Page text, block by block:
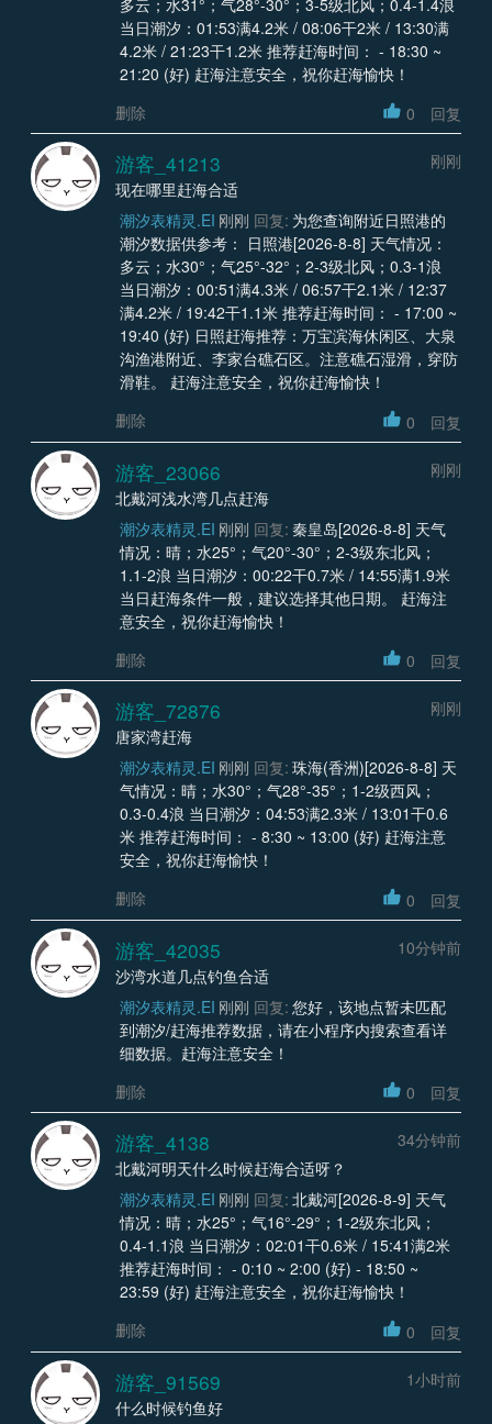
当日潮汐：01:53满4.2米 / 08:06干2米 / 13:30满
4.2米 / 21:23干1.2米 推荐赶海时间： - 18:30 ~
21:20 (好) 赶海注意安全，祝你赶海愉快！
删除
0 回复
游客_41213
刚刚
现在哪里赶海合适
潮汐表精灵.EI 刚刚 回复: 为您查询附近日照港的
潮汐数据供参考： 日照港[2026-8-8] 天气情况：
多云；水30°；气25°-32°；2-3级北风；0.3-1浪
当日潮汐：00:51满4.3米 / 06:57干2.1米 / 12:37
满4.2米 / 19:42干1.1米 推荐赶海时间： - 17:00 ~
19:40 (好) 日照赶海推荐：万宝滨海休闲区、大泉
沟渔港附近、李家台礁石区。注意礁石湿滑，穿防
滑鞋。 赶海注意安全，祝你赶海愉快！
删除
0 回复
游客_23066
刚刚
北戴河浅水湾几点赶海
潮汐表精灵.EI 刚刚 回复: 秦皇岛[2026-8-8] 天气
情况：晴；水25°；气20°-30°；2-3级东北风；
1.1-2浪 当日潮汐：00:22干0.7米 / 14:55满1.9米
当日赶海条件一般，建议选择其他日期。 赶海注
意安全，祝你赶海愉快！
删除
0 回复
游客_72876
刚刚
唐家湾赶海
潮汐表精灵.EI 刚刚 回复: 珠海(香洲)[2026-8-8] 天
气情况：晴；水30°；气28°-35°；1-2级西风；
0.3-0.4浪 当日潮汐：04:53满2.3米 / 13:01干0.6
米 推荐赶海时间： - 8:30 ~ 13:00 (好) 赶海注意
安全，祝你赶海愉快！
删除
0 回复
游客_42035
10分钟前
沙湾水道几点钓鱼合适
潮汐表精灵.EI 刚刚 回复: 您好，该地点暂未匹配
到潮汐/赶海推荐数据，请在小程序内搜索查看详
细数据。赶海注意安全！
删除
0 回复
游客_4138
34分钟前
北戴河明天什么时候赶海合适呀？
潮汐表精灵.EI 刚刚 回复: 北戴河[2026-8-9] 天气
情况：晴；水25°；气16°-29°；1-2级东北风；
0.4-1.1浪 当日潮汐：02:01干0.6米 / 15:41满2米
推荐赶海时间： - 0:10 ~ 2:00 (好) - 18:50 ~
23:59 (好) 赶海注意安全，祝你赶海愉快！
删除
0 回复
游客_91569
1小时前
什么时候钓鱼好